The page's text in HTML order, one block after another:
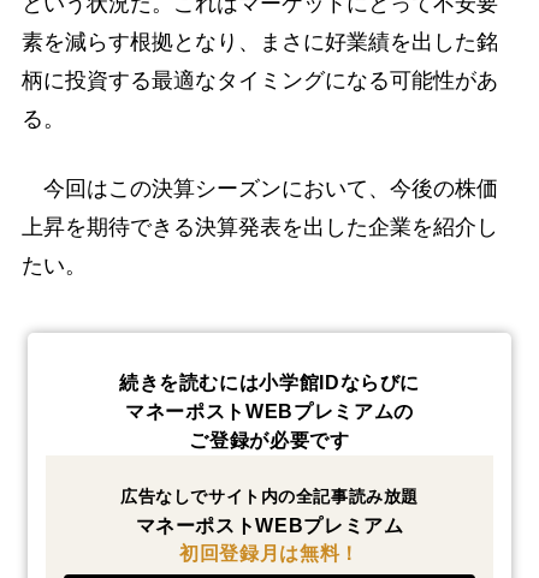
素を減らす根拠となり、まさに好業績を出した銘
柄に投資する最適なタイミングになる可能性があ
る。
今回はこの決算シーズンにおいて、今後の株価
上昇を期待できる決算発表を出した企業を紹介し
たい。
続きを読むには小学館IDならびに
マネーポストWEBプレミアムの
ご登録が必要です
広告なしでサイト内の全記事読み放題
マネーポストWEBプレミアム
初回登録月は無料！